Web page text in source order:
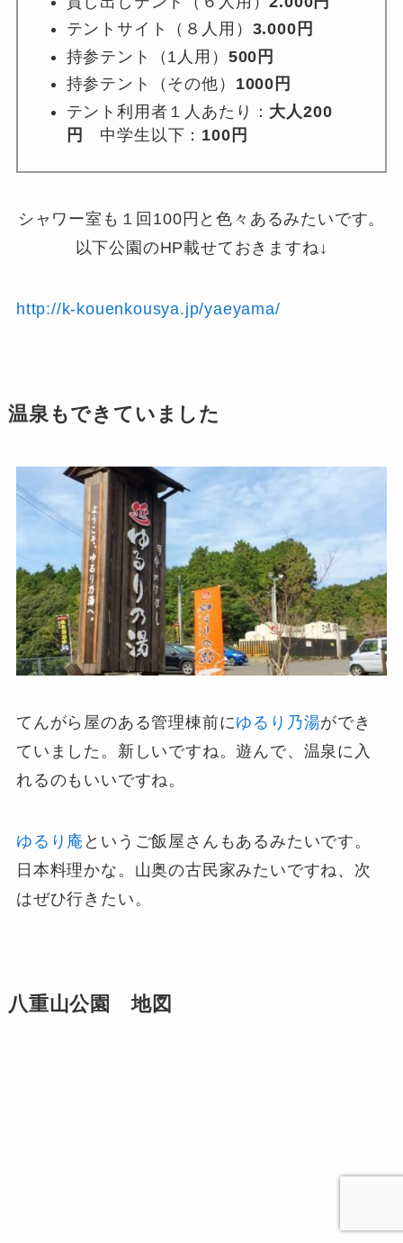
テントサイト（８人用） 3.000円
持参テント（1人用） 500円
持参テント（その他） 1000円
テント利用者１人あたり： 大人200
円
中学生以下： 100円
シャワー室も１回100円と色々あるみたいです。
以下公園のHP載せておきますね↓
http://k-kouenkousya.jp/yaeyama/
温泉もできていました
てんがら屋のある管理棟前にゆるり乃湯ができ
ていました。新しいですね。遊んで、温泉に入
れるのもいいですね。
ゆるり庵 というご飯屋さんもあるみたいです。
日本料理かな。山奥の古民家みたいですね、次
はぜひ行きたい。
八重山公園 地図